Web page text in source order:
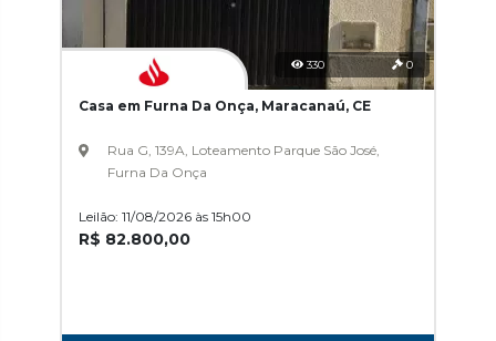
330 0
Casa em Furna Da Onça, Maracanaú, CE
Rua G, 139A, Loteamento Parque São José,
Furna Da Onça
Leilão: 11/08/2026 às 15h00
R$ 82.800,00